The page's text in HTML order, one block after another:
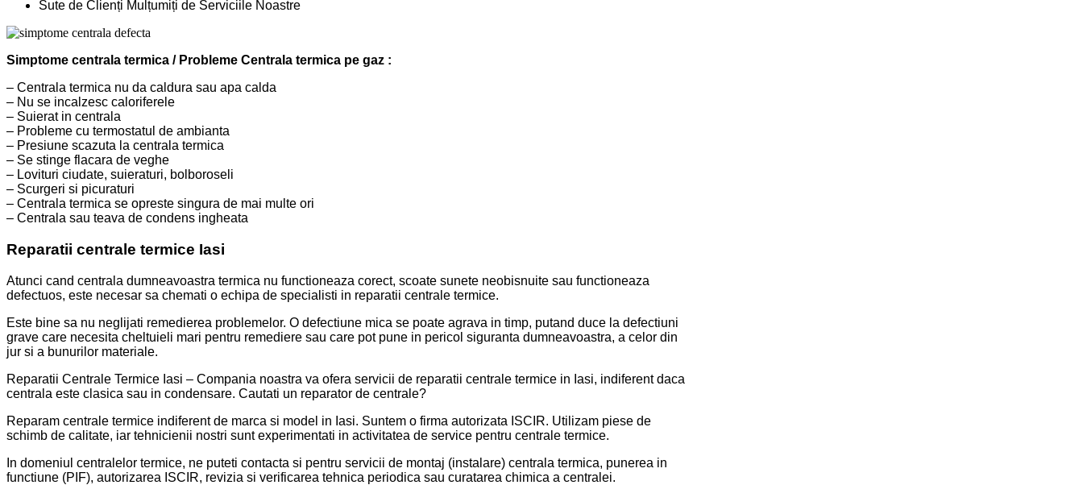
Sute de Clienți Mulțumiți de Serviciile Noastre
Simptome centrala termica / Probleme Centrala termica pe gaz :
– Centrala termica nu da caldura sau apa calda
– Nu se incalzesc caloriferele
– Suierat in centrala
– Probleme cu termostatul de ambianta
– Presiune scazuta la centrala termica
– Se stinge flacara de veghe
– Lovituri ciudate, suieraturi, bolboroseli
– Scurgeri si picuraturi
– Centrala termica se opreste singura de mai multe ori
– Centrala sau teava de condens ingheata
Reparatii centrale termice Iasi
Atunci cand centrala dumneavoastra termica nu functioneaza corect, scoate sunete neobisnuite sau functioneaza
defectuos, este necesar sa chemati o echipa de specialisti in reparatii centrale termice.
Este bine sa nu neglijati remedierea problemelor. O defectiune mica se poate agrava in timp, putand duce la defectiuni
grave care necesita cheltuieli mari pentru remediere sau care pot pune in pericol siguranta dumneavoastra, a celor din
jur si a bunurilor materiale.
Reparatii Centrale Termice Iasi – Compania noastra va ofera servicii de reparatii centrale termice in Iasi, indiferent daca
centrala este clasica sau in condensare. Cautati un reparator de centrale?
Reparam centrale termice indiferent de marca si model in Iasi. Suntem o firma autorizata ISCIR. Utilizam piese de
schimb de calitate, iar tehnicienii nostri sunt experimentati in activitatea de service pentru centrale termice.
In domeniul centralelor termice, ne puteti contacta si pentru servicii de montaj (instalare) centrala termica, punerea in
functiune (PIF), autorizarea ISCIR, revizia si verificarea tehnica periodica sau curatarea chimica a centralei.